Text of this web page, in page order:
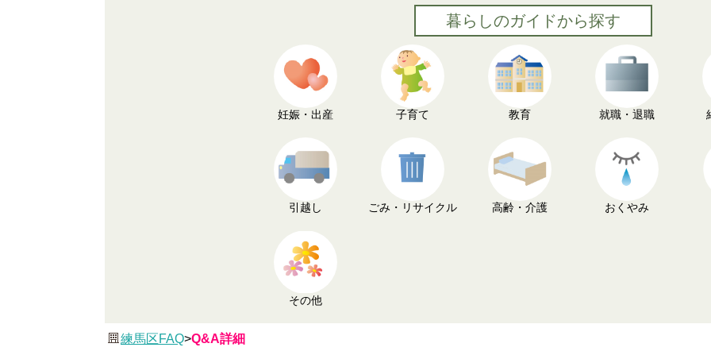
暮らしのガイドから探す
妊娠・出産 子育て 教育 就職・退職
引越し ごみ・リサイクル 高齢・介護 おくやみ
その他
練馬区FAQ>Q&A詳細